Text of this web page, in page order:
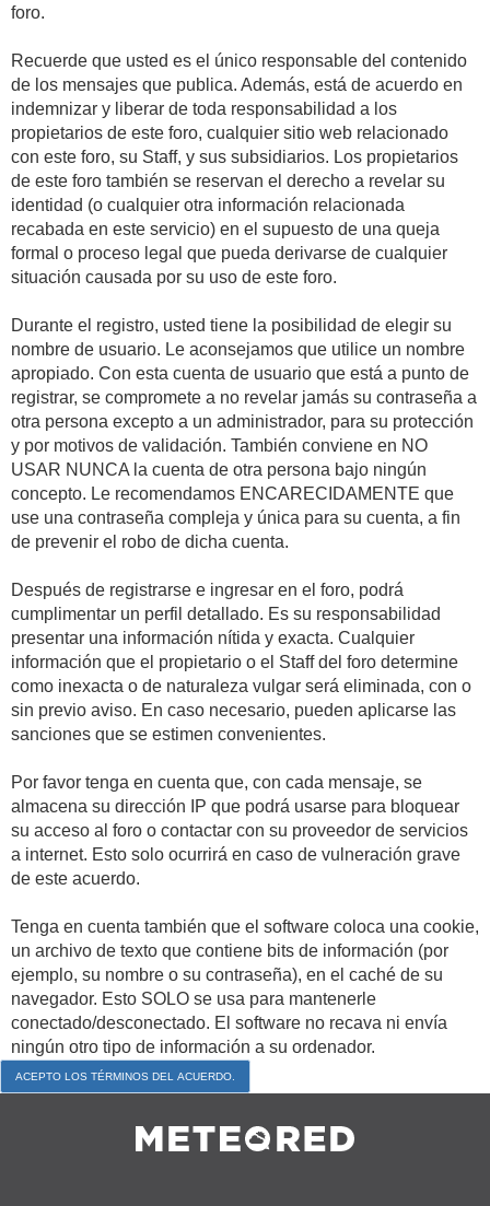
foro.
Recuerde que usted es el único responsable del contenido
de los mensajes que publica. Además, está de acuerdo en
indemnizar y liberar de toda responsabilidad a los
propietarios de este foro, cualquier sitio web relacionado
con este foro, su Staff, y sus subsidiarios. Los propietarios
de este foro también se reservan el derecho a revelar su
identidad (o cualquier otra información relacionada
recabada en este servicio) en el supuesto de una queja
formal o proceso legal que pueda derivarse de cualquier
situación causada por su uso de este foro.
Durante el registro, usted tiene la posibilidad de elegir su
nombre de usuario. Le aconsejamos que utilice un nombre
apropiado. Con esta cuenta de usuario que está a punto de
registrar, se compromete a no revelar jamás su contraseña a
otra persona excepto a un administrador, para su protección
y por motivos de validación. También conviene en NO
USAR NUNCA la cuenta de otra persona bajo ningún
concepto. Le recomendamos ENCARECIDAMENTE que
use una contraseña compleja y única para su cuenta, a fin
de prevenir el robo de dicha cuenta.
Después de registrarse e ingresar en el foro, podrá
cumplimentar un perfil detallado. Es su responsabilidad
presentar una información nítida y exacta. Cualquier
información que el propietario o el Staff del foro determine
como inexacta o de naturaleza vulgar será eliminada, con o
sin previo aviso. En caso necesario, pueden aplicarse las
sanciones que se estimen convenientes.
Por favor tenga en cuenta que, con cada mensaje, se
almacena su dirección IP que podrá usarse para bloquear
su acceso al foro o contactar con su proveedor de servicios
a internet. Esto solo ocurrirá en caso de vulneración grave
de este acuerdo.
Tenga en cuenta también que el software coloca una cookie,
un archivo de texto que contiene bits de información (por
ejemplo, su nombre o su contraseña), en el caché de su
navegador. Esto SOLO se usa para mantenerle
conectado/desconectado. El software no recava ni envía
ningún otro tipo de información a su ordenador.